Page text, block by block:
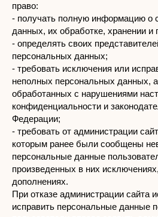
право:
- получать полную информацию о
данных, их обработке, хранении и
- определять своих
персональных данных;
- требовать исключения или
неполных персональных данных,
обработанных с нарушениями
конфиденциальности и
Федерации;
- требовать от администрации
которым ранее были сообщены
персональные данные
произведенных в них
дополнениях.
При отказе администрации сайта
исправить персональные данные